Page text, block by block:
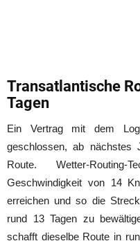
Transatlantische
Tagen
Ein Vertrag mit dem
geschlossen, ab nächstes
Route. Wetter-
Geschwindigkeit von 14
erreichen und so die
rund 13 Tagen zu
schafft dieselbe Route in